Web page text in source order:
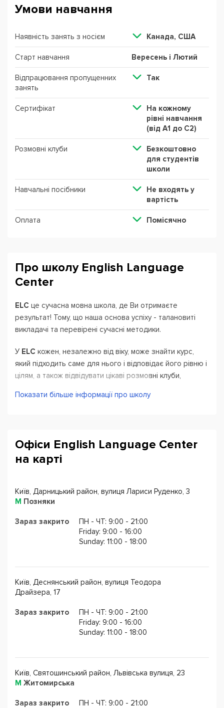
Умови навчання
Наявність занять з носієм Канада, США
Старт навчання Вересень і Лютий
Відпрацювання пропущенних
занять
Так
Сертифікат
На кожному
рівні навчання
(від А1 до С2)
Розмовні клуби
Безкоштовно
для студентів
школи
Навчальні посібники
Не входять у
вартість
Оплата Помісячно
Про школу English Language
Center
ELC це сучасна мовна школа, де Ви отримаєте
результат! Тому, що наша основа успіху - талановиті
викладачі та перевірені сучасні методики.
У ELC кожен, незалежно від віку, може знайти курс,
який підходить саме для нього і відповідає його рівню і
цілям, а також відвідувати цікаві розмовні клуби,
Отримати роботу своєї мрії
Вступити до престижного ВНЗ, успішно склавши
ЗНО, IELTS, TOEFL
Налагодити роботу з іноземними бізнес-
партнерами
подорожуючи або емігруючи в іншу країну. Ви
забудете про те, що таке "мовний бар'єр"!
мовами.
Записуйтеся зараз досягайте успіху!
Показати більше інформації про школу
Офіси English Language Center
на карті
Київ, Дарницький район, вулиця Лариси Руденко, 3
М Позняки
Зараз закрито
ПН - ЧТ: 9:00 - 21:00
Friday: 9:00 - 16:00
Sunday: 11:00 - 18:00
Київ, Деснянський район, вулиця Теодора
Драйзера, 17
Зараз закрито
ПН - ЧТ: 9:00 - 21:00
Friday: 9:00 - 16:00
Sunday: 11:00 - 18:00
Київ, Святошинський район, Львівська вулиця, 23
М Житомирська
Зараз закрито
ПН - ЧТ: 9:00 - 21:00